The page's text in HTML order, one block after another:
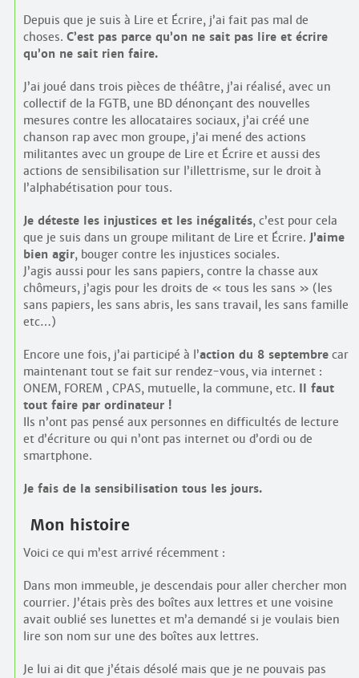
Depuis que je suis à Lire et Écrire, j’ai fait pas mal de
choses. C’est pas parce qu’on ne sait pas lire et écrire
qu’on ne sait rien faire.
J’ai joué dans trois pièces de théâtre, j’ai réalisé, avec un
collectif de la FGTB, une BD dénonçant des nouvelles
mesures contre les allocataires sociaux, j’ai créé une
chanson rap avec mon groupe, j’ai mené des actions
militantes avec un groupe de Lire et Écrire et aussi des
actions de sensibilisation sur l’illettrisme, sur le droit à
l’alphabétisation pour tous.
Je déteste les injustices et les inégalités, c’est pour cela
que je suis dans un groupe militant de Lire et Écrire. J’aime
bien agir, bouger contre les injustices sociales.
J’agis aussi pour les sans papiers, contre la chasse aux
chômeurs, j’agis pour les droits de « tous les sans » (les
sans papiers, les sans abris, les sans travail, les sans famille
etc…)
Encore une fois, j’ai participé à l’action du 8 septembrecar
maintenant tout se fait sur rendez-vous, via internet :
ONEM, FOREM , CPAS, mutuelle, la commune, etc. Il faut
tout faire par ordinateur !
Ils n’ont pas pensé aux personnes en difficultés de lecture
et d’écriture ou qui n’ont pas internet ou d’ordi ou de
smartphone.
Je fais de la sensibilisation tous les jours.
Mon histoire
Voici ce qui m’est arrivé récemment :
Dans mon immeuble, je descendais pour aller chercher mon
courrier. J’étais près des boîtes aux lettres et une voisine
avait oublié ses lunettes et m’a demandé si je voulais bien
lire son nom sur une des boîtes aux lettres.
Je lui ai dit que j’étais désolé mais que je ne pouvais pas